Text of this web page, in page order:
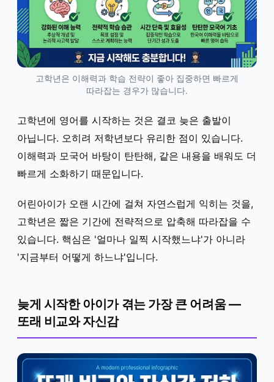
고학년은 이해력과 학습 전략이 좋아 집중하면 빠르게
따라잡는 경우가 많습니다.
고학년에 영어를 시작하는 것은 결코 늦은 출발이
아닙니다. 오히려 저학년보다 유리한 점이 있습니다.
이해력과 모국어 바탕이 탄탄해, 같은 내용을 배워도 더
빠르게 소화하기 때문입니다.
어린아이가 오랜 시간에 걸쳐 자연스럽게 익히는 것을,
고학년은 짧은 기간에 전략적으로 압축해 따라잡을 수
있습니다. 핵심은 '얼마나 일찍 시작했느냐'가 아니라
'지금부터 어떻게 하느냐'입니다.
늦게 시작한 아이가 겪는 가장 큰 어려움 —
또래 비교와 자신감